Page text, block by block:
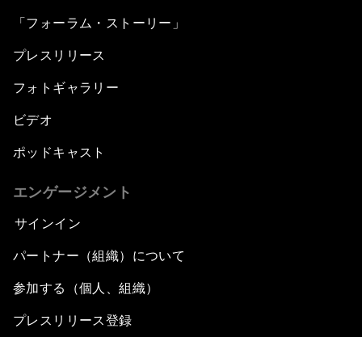
「フォーラム・ストーリー」
プレスリリース
フォトギャラリー
ビデオ
ポッドキャスト
エンゲージメント
サインイン
パートナー（組織）について
参加する（個人、組織）
プレスリリース登録